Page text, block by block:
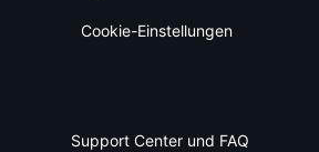
Cookie-Einstellungen
Support Center und FAQ